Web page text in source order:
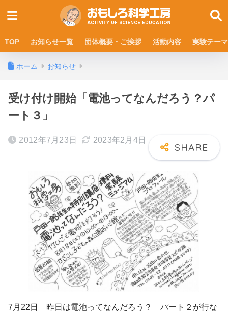
TOP お知らせ一覧 団体概要・ご挨拶 活動内容 実験テーマ
ホーム お知らせ
受け付け開始「電池ってなんだろう？パ
ート３」
2012年7月23日 2023年2月4日
7月22日 昨日は電池ってなんだろう？ パート２が行な